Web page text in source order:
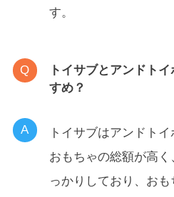
す。
トイサブとアンドト
すめ？
トイサブはアンドト
おもちゃの総額が高
っかりしており、お